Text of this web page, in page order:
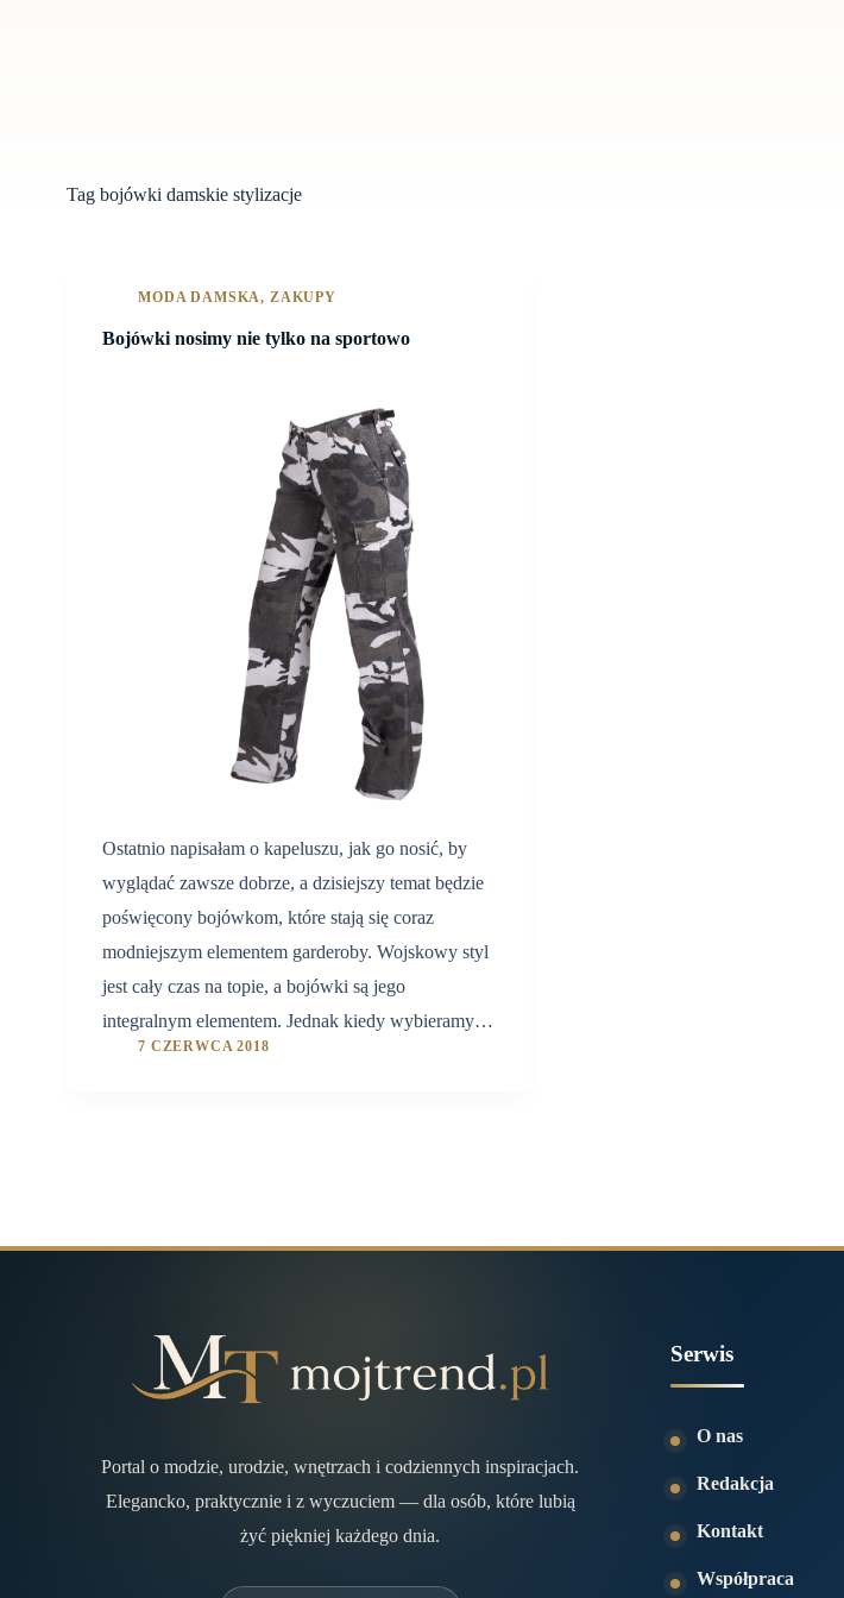
Tag bojówki damskie stylizacje
MODA DAMSKA, ZAKUPY
Bojówki nosimy nie tylko na sportowo
Ostatnio napisałam o kapeluszu, jak go nosić, by
wyglądać zawsze dobrze, a dzisiejszy temat będzie
poświęcony bojówkom, które stają się coraz
modniejszym elementem garderoby. Wojskowy styl
jest cały czas na topie, a bojówki są jego
integralnym elementem. Jednak kiedy wybieramy…
7 CZERWCA 2018
Portal o modzie, urodzie, wnętrzach i codziennych inspiracjach.
Elegancko, praktycznie i z wyczuciem — dla osób, które lubią
żyć piękniej każdego dnia.
Serwis
O nas
Redakcja
Kontakt
Współpraca